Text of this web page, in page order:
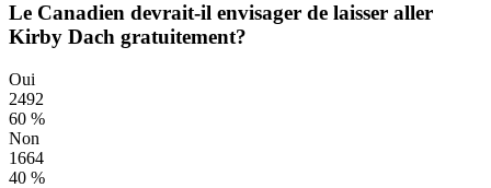
Le Canadien devrait-il envisager de laisser aller
Kirby Dach gratuitement?
Oui
2492
60 %
Non
1664
40 %